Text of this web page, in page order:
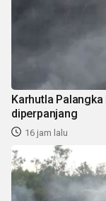
Karhutla
diperpanjang
16 jam lalu